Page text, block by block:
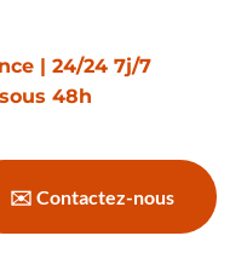
| 24/24 7j/7
sous 48h
✉️ Contactez-nous